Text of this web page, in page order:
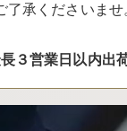
承くださいませ
３営業日以内出